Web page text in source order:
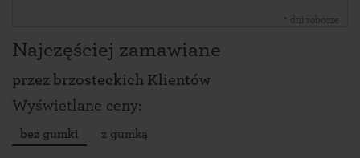
* dni robocze
Najczęściej zamawiane
przez brzosteckich Klientów
Wyświetlane ceny:
bez gumki z gumką